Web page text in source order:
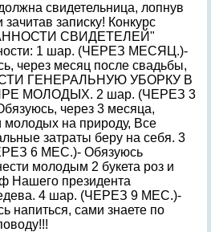
свидетельница, лопнув
зачитав записку! Конкурс
СВИДЕТЕЛЕЙ"
1 шар. (ЧЕРЕЗ МЕСЯЦ.)-
через месяц после свадьбы,
ГЕНЕРАЛЬНУЮ УБОРКУ В
МОЛОДЫХ. 2 шар. (ЧЕРЕЗ 3
через 3 месяца,
молодых на природу, Все
затраты беру на себя. 3
6 МЕС.)- Обязуюсь
молодым 2 букета роз и
Нашего президента
4 шар. (ЧЕРЕЗ 9 МЕС.)-
напиться, сами знаете по